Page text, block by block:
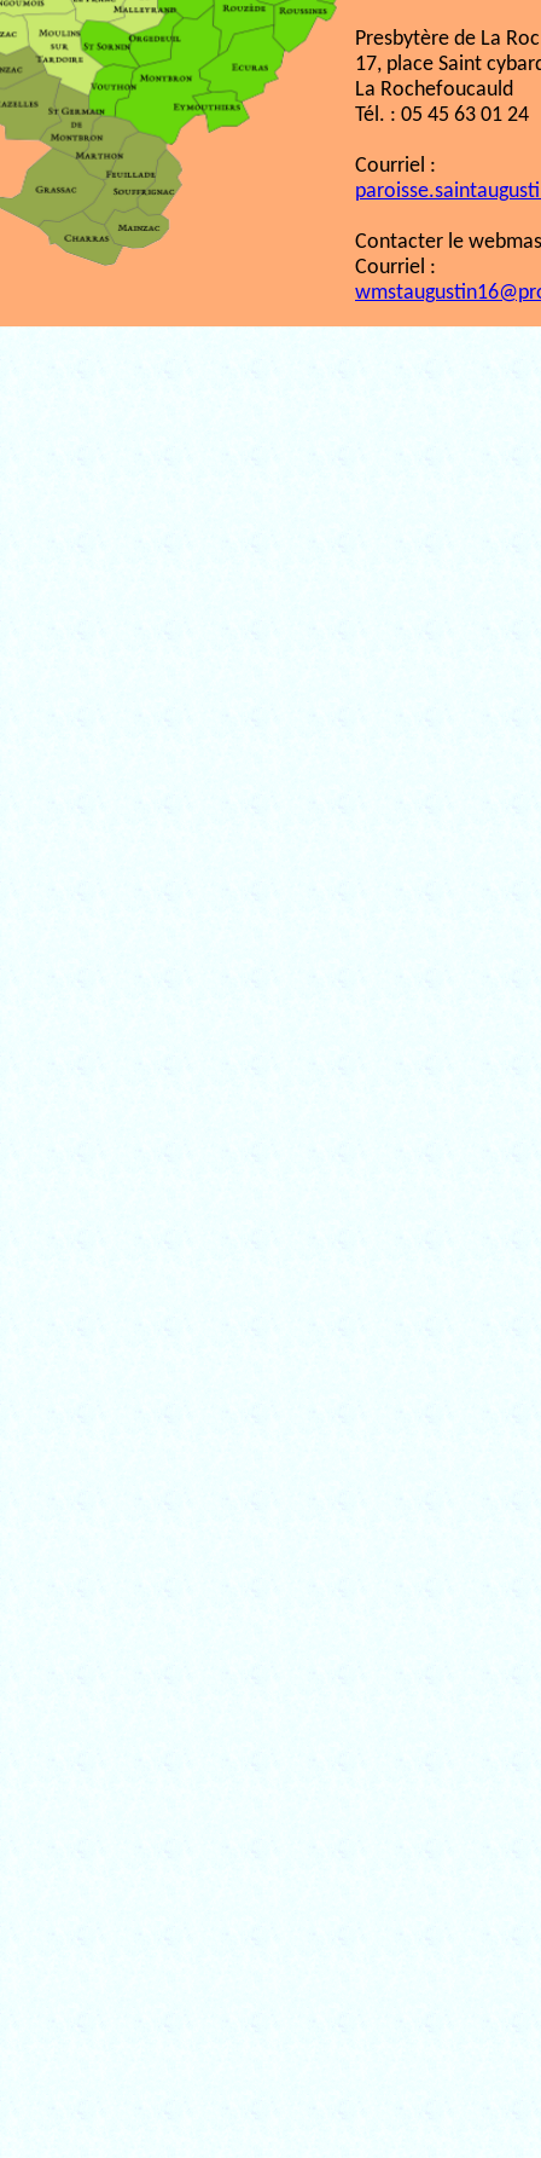
Presbytère de La
17, place Saint
La Rochefoucauld
Tél. : 05 45 63 01 24
Courriel :
Contacter le
Courriel :